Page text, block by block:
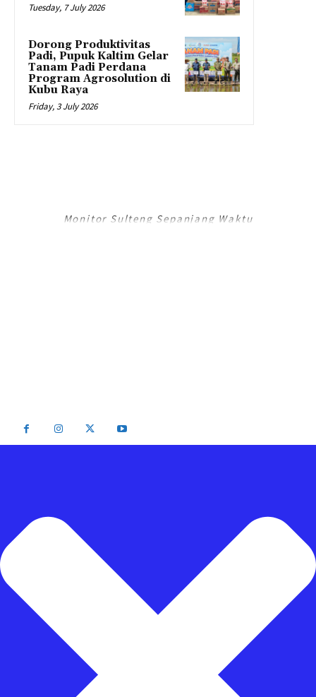
Tuesday, 7 July 2026
Dorong Produktivitas
Padi, Pupuk Kaltim Gelar
Tanam Padi Perdana
Program Agrosolution di
Kubu Raya
Friday, 3 July 2026
Monitor Sulteng Sepanjang Waktu